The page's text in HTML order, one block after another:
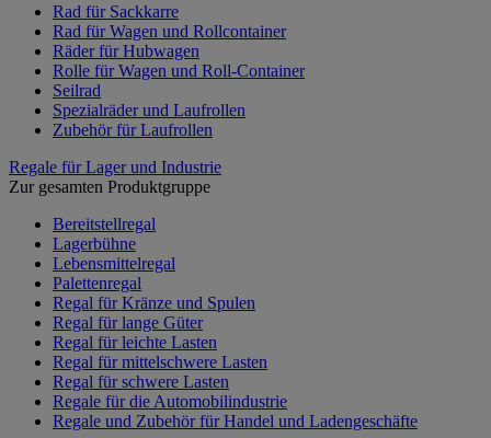
Rad für Sackkarre
Rad für Wagen und Rollcontainer
Räder für Hubwagen
Rolle für Wagen und Roll-Container
Seilrad
Spezialräder und Laufrollen
Zubehör für Laufrollen
Regale für Lager und Industrie
Zur gesamten Produktgruppe
Bereitstellregal
Lagerbühne
Lebensmittelregal
Palettenregal
Regal für Kränze und Spulen
Regal für lange Güter
Regal für leichte Lasten
Regal für mittelschwere Lasten
Regal für schwere Lasten
Regale für die Automobilindustrie
Regale und Zubehör für Handel und Ladengeschäfte